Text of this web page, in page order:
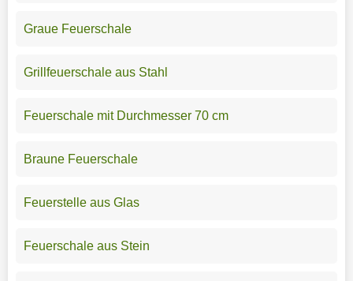
Graue Feuerschale
Grillfeuerschale aus Stahl
Feuerschale mit Durchmesser 70 cm
Braune Feuerschale
Feuerstelle aus Glas
Feuerschale aus Stein